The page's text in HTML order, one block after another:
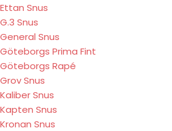
Ettan Snus
G.3 Snus
General Snus
Göteborgs Prima Fint
Göteborgs Rapé
Grov Snus
Kaliber Snus
Kapten Snus
Kronan Snus